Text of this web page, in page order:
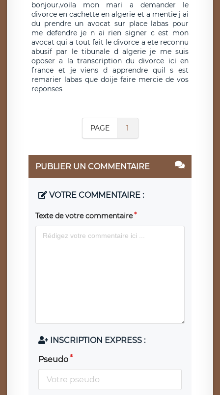
bonjour,voila mon mari a demander le
divorce en cachette en algerie et a mentie j ai
du prendre un avocat sur place labas pour
me defendre je n ai rien signer c est mon
avocat qui a tout fait le divorce a ete reconnu
abusif par le tibunale d algerie je me suis
oposer a la transcription du divorce ici en
france et je viens d apprendre quil s est
remarier labas que doije faire mercie de vos
reponses
PAGE 1
PUBLIER UN COMMENTAIRE
VOTRE COMMENTAIRE :
Texte de votre commentaire
INSCRIPTION EXPRESS :
Pseudo